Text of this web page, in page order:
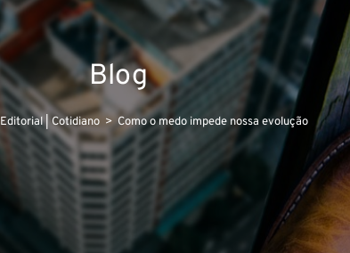
Blog
Editorial | Cotidiano > Como o medo impede nossa evolução